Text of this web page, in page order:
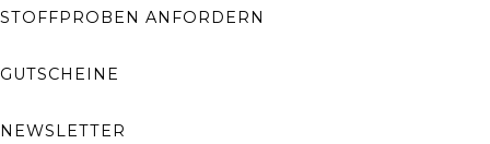
STOFFPROBEN ANFORDERN
GUTSCHEINE
NEWSLETTER